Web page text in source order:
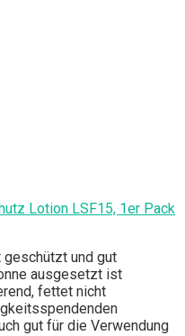
Lotion LSF15, 1er Pack
geschützt und gut
ausgesetzt ist
fettet nicht
gut für die Verwendung